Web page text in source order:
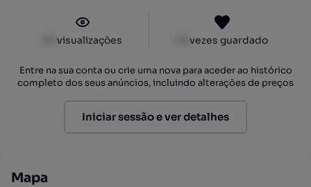
visualizações vezes guardado
Entre na sua conta ou crie uma nova para aceder ao histórico
completo dos seus anúncios, incluindo alterações de preços
Iniciar sessão e ver detalhes
Mapa